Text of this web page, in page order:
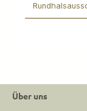
Über uns